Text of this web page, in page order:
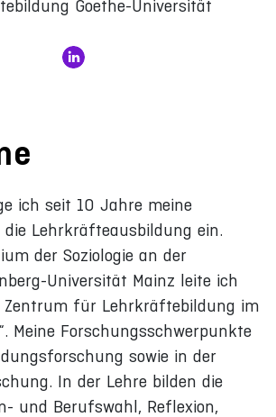
Goethe-Universität
ich seit 10 Jahre meine
Lehrkräfteausbildung ein.
der Soziologie an der
Universität Mainz leite ich
Zentrum für Lehrkräftebildung im
Meine Forschungsschwerpunkte
sowie in der
In der Lehre bilden die
und Berufswahl, Reflexion,